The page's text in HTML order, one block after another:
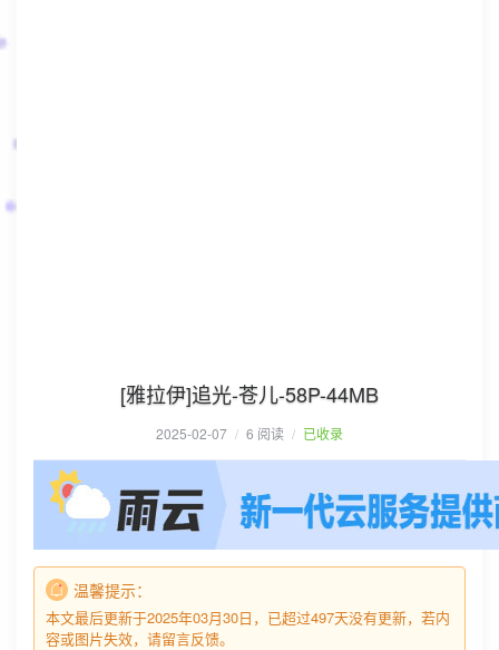
[雅拉伊]追光-苍儿-58P-44MB
2025-02-07 / 6 阅读 / 已收录
温馨提示：
本文最后更新于2025年03月30日，已超过497天没有更新，若内
容或图片失效，请留言反馈。